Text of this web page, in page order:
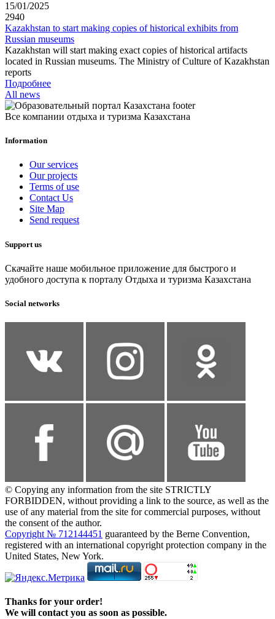
15/01/2025
2940
Kazakhstan to start making copies of historical exhibits from
Russian museums
Kazakhstan will start making exact copies of historical artifacts
located in Russian museums. The Ministry of Culture of Kazakhstan
reports
Подробнее
All news
Все компании отдыха и туризма Казахстана
Information
Our services
Our projects
Terms of use
Contact Us
Site Map
Send request
Support us
Скачайте наше мобильное приложение для быстрого и
удобного доступа к порталу Отдыха и туризма Казахстана
Social networks
© Copying any information from the site STRICTLY
FORBIDDEN, without providing a link to the source, as well as the
use of any material from the site for commercial purposes, without
the consent of the author.
Copyright № 712144451 guaranteed by the Berne Convention,
registered with an international copyright protection company in the
United States, New York.
Thanks for your order!
We will contact you as soon as possible.